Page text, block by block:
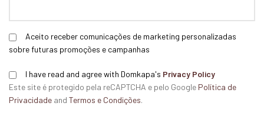
Aceito receber comunicações de marketing personalizadas
sobre futuras promoções e campanhas
I have read and agree with Domkapa's Privacy Policy
Este site é protegido pela reCAPTCHA e pelo Google Política de
Privacidade and Termos e Condições.